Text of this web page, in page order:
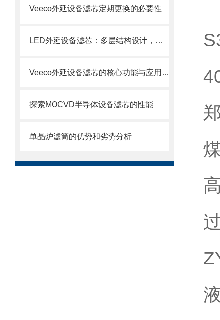
Veeco外延设备滤芯定期更换的必要性
LED外延设备滤芯：多层结构设计，层层过滤防护
Veeco外延设备滤芯的核心功能与应用场景
探索MOCVD半导体设备滤芯的性能
单晶炉滤筒的优势和劣势分析